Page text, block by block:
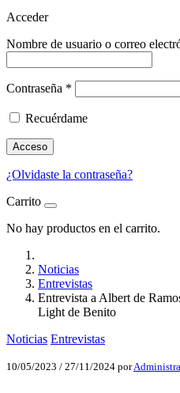
Acceder
Nombre de usuario o correo
Contraseña *
Recuérdame
Acceso
¿Olvidaste la contraseña?
Carrito
No hay productos en el carrito.
Noticias
Entrevistas
Entrevista a Albert de
Light de Benito
Noticias Entrevistas
10/05/2023 / 27/11/2024 por